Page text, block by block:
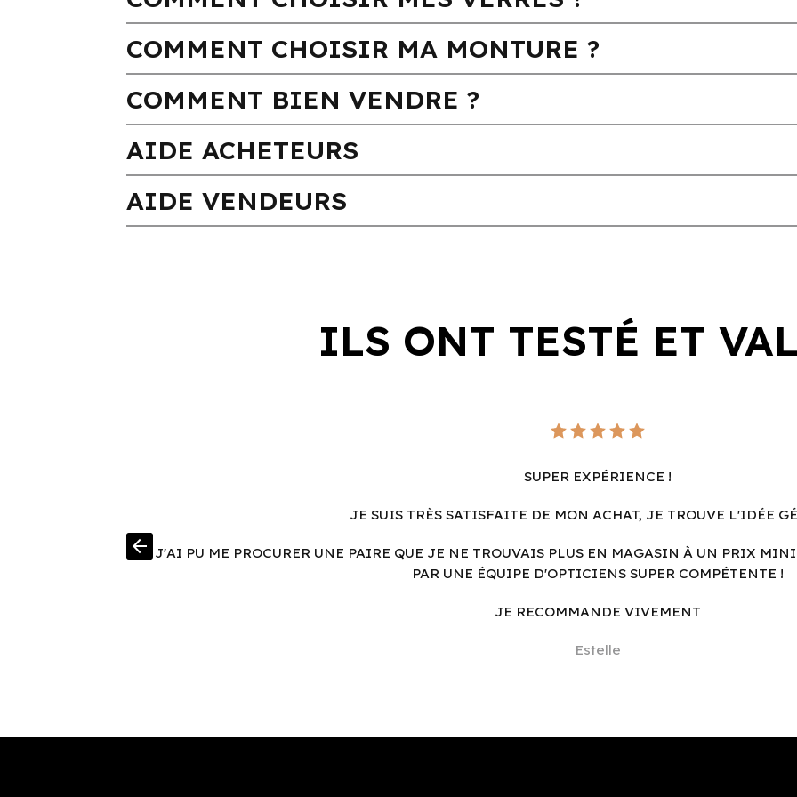
COMMENT CHOISIR MA MONTURE ?
COMMENT BIEN VENDRE ?
AIDE ACHETEURS
AIDE VENDEURS
ILS ONT TESTÉ ET
SUPER EXPÉRIENCE !
JE SUIS TRÈS SATISFAITE DE MON ACHAT, JE TROUVE L'IDÉE
J'AI PU ME PROCURER UNE PAIRE QUE JE NE TROUVAIS PLUS EN MAGASIN À UN PRIX
PAR UNE ÉQUIPE D'OPTICIENS SUPER COMPÉTENTE !
JE RECOMMANDE VIVEMENT
Estelle
arrow_back